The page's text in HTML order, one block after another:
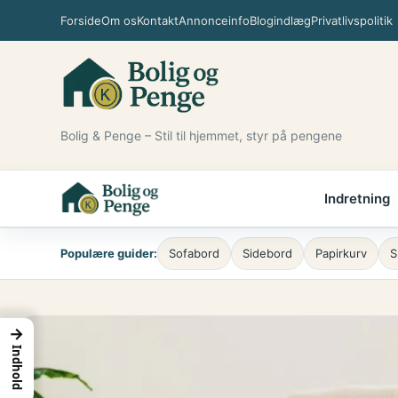
ForsideOm osKontaktAnnonceinfoBlogindlægPrivatlivspolitik
Bolig & Penge – Stil til hjemmet, styr på pengene
Indretning
Populære guider: Sofabord Sidebord Papirkurv
→
Indhold